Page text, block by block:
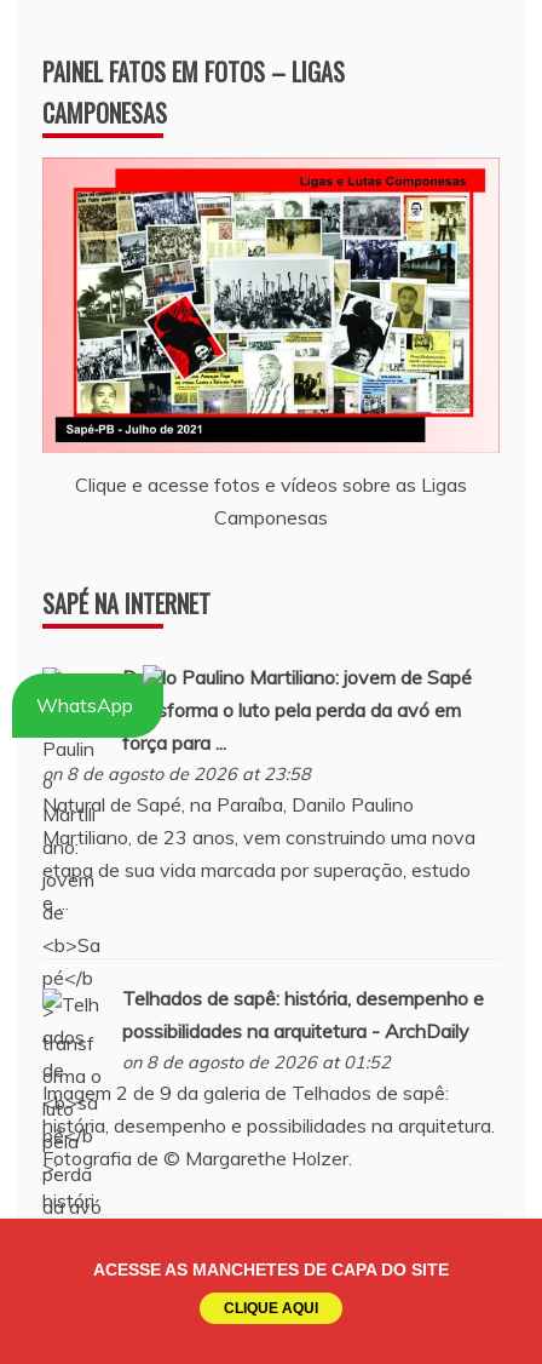
ACESSE AS MANCHETES DE CAPA DO SITE
CLIQUE AQUI
PAINEL FATOS EM FOTOS – LIGAS
CAMPONESAS
Clique e acesse fotos e vídeos sobre as Ligas
Camponesas
SAPÉ NA INTERNET
Danilo Paulino Martiliano: jovem de Sapé
transforma o luto pela perda da avó em
força para ...
on 8 de agosto de 2026 at 23:58
Natural de Sapé, na Paraíba, Danilo Paulino
Martiliano, de 23 anos, vem construindo uma nova
etapa de sua vida marcada por superação, estudo
e ...
Telhados de sapê: história, desempenho e
possibilidades na arquitetura - ArchDaily
on 8 de agosto de 2026 at 01:52
Imagem 2 de 9 da galeria de Telhados de sapê:
história, desempenho e possibilidades na arquitetura.
Fotografia de © Margarethe Holzer.
emprego em 12 municípios paraibanos -
PBNews
WhatsApp